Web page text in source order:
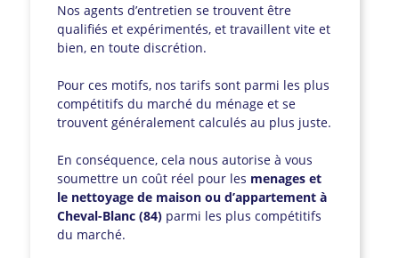
Nos agents d’entretien se trouvent être
qualifiés et expérimentés, et travaillent vite et
bien, en toute discrétion.
Pour ces motifs, nos tarifs sont parmi les plus
compétitifs du marché du ménage et se
trouvent généralement calculés au plus juste.
En conséquence, cela nous autorise à vous
soumettre un coût réel pour les menages et
le nettoyage de maison ou d’appartement à
Cheval-Blanc (84) parmi les plus compétitifs
du marché.